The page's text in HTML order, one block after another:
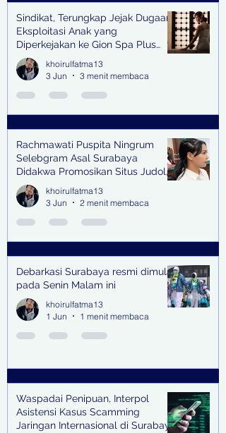
Sindikat, Terungkap Jejak Dugaan
Eksploitasi Anak yang
Diperkejakan ke Gion Spa Plus
and Pub Surabaya,
khoirulfatma13
3 Jun
3 menit membaca
Rachmawati Puspita Ningrum
Selebgram Asal Surabaya
Didakwa Promosikan Situs Judol,
Raup Rp2 Juta dari Tiga Kali
Endorse
khoirulfatma13
3 Jun
2 menit membaca
Debarkasi Surabaya resmi dimulai
pada Senin Malam ini
khoirulfatma13
1 Jun
1 menit membaca
Waspadai Penipuan, Interpol
Asistensi Kasus Scamming
Jaringan Internasional di Surabaya